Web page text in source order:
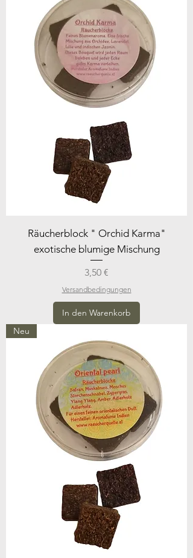
Räucherblock " Orchid Karma"
exotische blumige Mischung
Preis
3,50 €
Versandbedingungen
In den Warenkorb
Neu